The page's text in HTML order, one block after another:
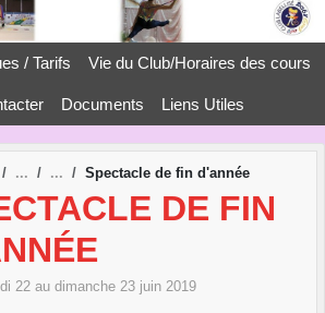
/ Tarifs Vie du Club/Horaires des cours
Documents Liens Utiles
Spectacle de fin d'année
DE FIN
22 au dimanche 23 juin 2019